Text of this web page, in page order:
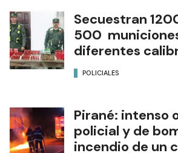
Secuestran
500
diferentes
POLICIALES
Pirané: intenso
policial y de
incendio de un